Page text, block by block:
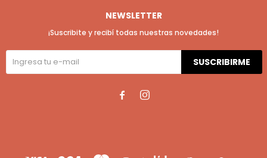
NEWSLETTER
¡Suscribite y recibí todas nuestras novedades!
SUSCRIBIRME
 